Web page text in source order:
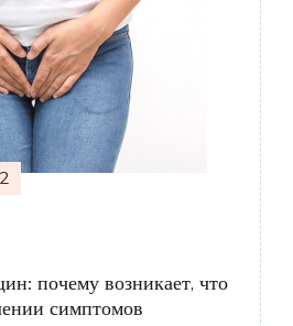
почему возникает, что
симптомов